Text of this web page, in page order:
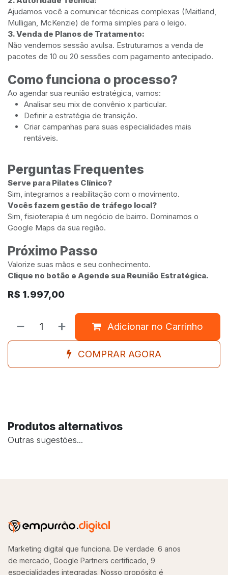
Ajudamos você a comunicar técnicas complexas (Maitland,
Mulligan, McKenzie) de forma simples para o leigo.
3. Venda de Planos de Tratamento:
Não vendemos sessão avulsa. Estruturamos a venda de
pacotes de 10 ou 20 sessões com pagamento antecipado.
Como funciona o processo?
Ao agendar sua reunião estratégica, vamos:
Analisar seu mix de convênio x particular.
Definir a estratégia de transição.
Criar campanhas para suas especialidades mais
rentáveis.
Perguntas Frequentes
Serve para Pilates Clínico?
Sim, integramos a reabilitação com o movimento.
Vocês fazem gestão de tráfego local?
Sim, fisioterapia é um negócio de bairro. Dominamos o
Google Maps da sua região.
Próximo Passo
Valorize suas mãos e seu conhecimento.
Clique no botão e Agende sua Reunião Estratégica.
R$ 1.997,00
Adicionar no Carrinho
COMPRAR AGORA
Produtos alternativos
Outras sugestões...
Marketing digital que funciona. De verdade. 6 anos
de mercado, Google Partners certificado, 9
especialidades integradas. Nosso propósito é